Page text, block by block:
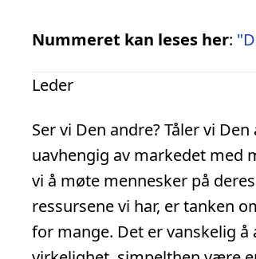
Nummeret kan leses her:
Leder
Ser vi Den andre? Tåler vi
uavhengig av markedet med
vi å møte mennesker på
ressursene vi har, er tanken
for mange. Det er vanskelig